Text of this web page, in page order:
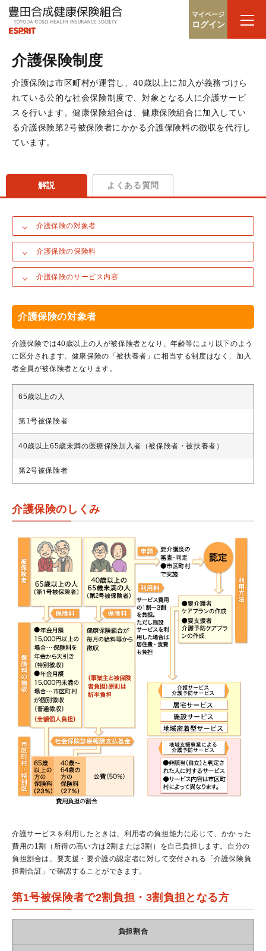
マイページ
ログイン
介護保険制度
介護保険は市区町村が運営し、40歳以上に加入が義務づけら
れている公的な社会保険制度で、対象となる人に介護サービ
スを行います。健康保険組合は、健康保険組合に加入してい
る介護保険第2号被保険者にかかる介護保険料の徴収を代行し
ています。
解説 よくある質問
介護保険の対象者
介護保険の保険料
介護保険のサービス内容
介護保険の対象者
介護保険では40歳以上の人が被保険者となり、年齢等により以下のよう
に区分されます。健康保険の「被扶養者」に相当する制度はなく、加入
者全員が被保険者となります。
65歳以上の人
第1号被保険者
40歳以上65歳未満の医療保険加入者（被保険者・被扶養者）
第2号被保険者
介護保険のしくみ
介護サービスを利用したときは、利用者の負担能力に応じて、かかった
費用の1割（所得の高い方は2割または3割）を自己負担します。自分の
負担割合は、要支援・要介護の認定者に対して交付される「介護保険負
担割合証」で確認することができます。
第1号被保険者で2割負担・3割負担となる方
負担割合